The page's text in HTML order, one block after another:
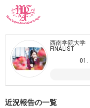
西南学院大
FINALIST
01.
近況報告の一覧